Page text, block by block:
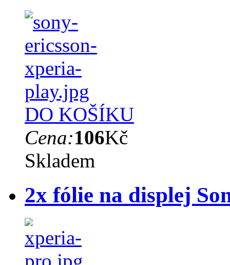
DO KOŠÍKU
Cena:106Kč
Skladem
2x fólie na displej